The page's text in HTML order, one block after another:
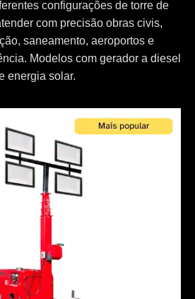
configurações de torre de
com precisão obras civis,
saneamento, aeroportos e
Modelos com gerador a diesel
energia solar.